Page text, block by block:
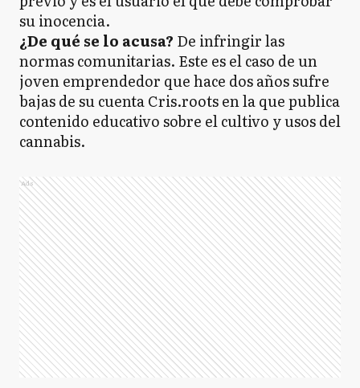
su inocencia.
¿De qué se lo acusa? De infringir las
normas comunitarias. Este es el caso de un
joven emprendedor que hace dos años sufre
bajas de su cuenta Cris.roots en la que publica
contenido educativo sobre el cultivo y usos del
cannabis.
Ads